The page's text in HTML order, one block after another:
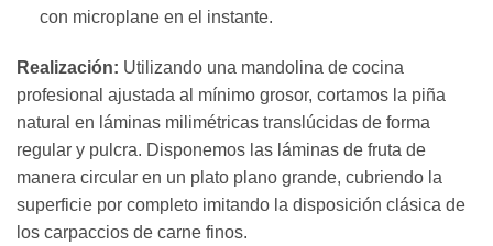
con microplane en el instante.
Realización: Utilizando una mandolina de cocina
profesional ajustada al mínimo grosor, cortamos la piña
natural en láminas milimétricas translúcidas de forma
regular y pulcra. Disponemos las láminas de fruta de
manera circular en un plato plano grande, cubriendo la
superficie por completo imitando la disposición clásica de
los carpaccios de carne finos.